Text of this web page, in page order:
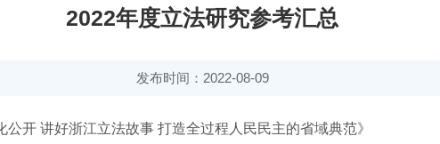
2022年度立法研究参考汇总
发布时间：2022-08-09
开 讲好浙江立法故事 打造全过程人民民主的省域典范》